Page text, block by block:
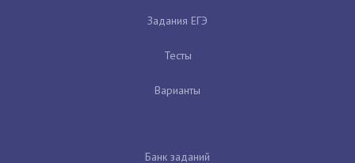
Задания ЕГЭ
Тесты
Варианты
Банк заданий